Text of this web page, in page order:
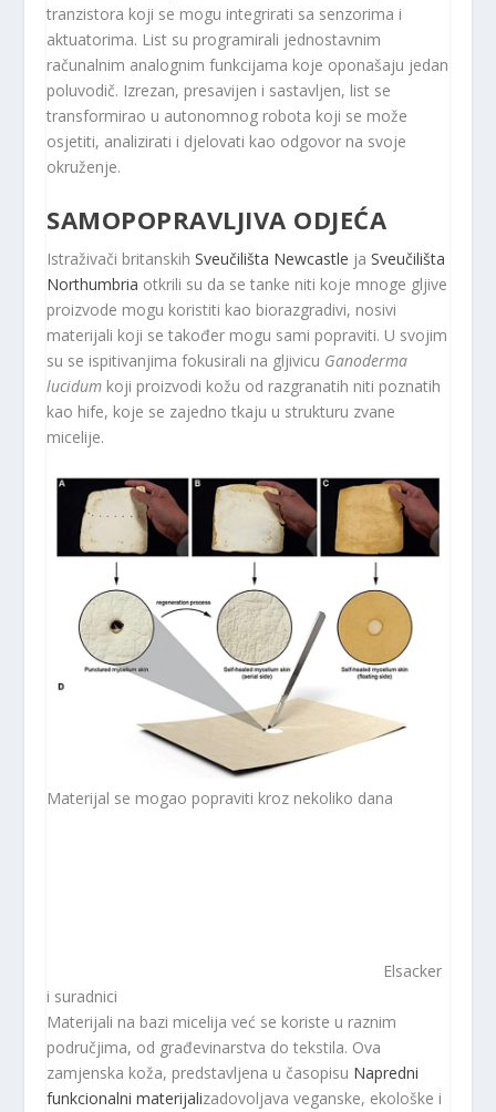
tranzistora koji se mogu integrirati sa senzorima i
aktuatorima. List su programirali jednostavnim
računalnim analognim funkcijama koje oponašaju jedan
poluvodič. Izrezan, presavijen i sastavljen, list se
transformirao u autonomnog robota koji se može
osjetiti, analizirati i djelovati kao odgovor na svoje
okruženje.
SAMOPOPRAVLJIVA ODJEĆA
Istraživači britanskihSveučilišta Newcastle jaSveučilišta
Northumbria otkrili su da se tanke niti koje mnoge gljive
proizvode mogu koristiti kao biorazgradivi, nosivi
materijali koji se također mogu sami popraviti. U svojim
su se ispitivanjima fokusirali na gljivicu Ganoderma
lucidum koji proizvodi kožu od razgranatih niti poznatih
kao hife, koje se zajedno tkaju u strukturu zvane
micelije.
Materijal se mogao popraviti kroz nekoliko dana
Elsacker
i suradnici
Materijali na bazi micelija već se koriste u raznim
područjima, od građevinarstva do tekstila. Ova
zamjenska koža, predstavljena u časopisu Napredni
funkcionalni materijalizadovoljava veganske, ekološke i